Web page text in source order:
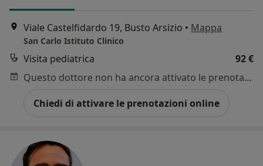
Viale Castelfidardo 19, Busto Arsizio • Mappa
San Carlo Istituto Clinico
Visita pediatrica
92 €
Questo dottore non ha ancora attivato le prenotazioni online presso questo indirizzo.
Chiedi di attivare le prenotazioni online